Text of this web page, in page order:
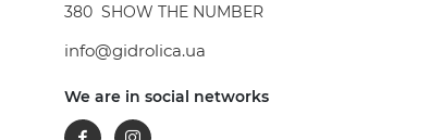
380 SHOW THE NUMBER
info@gidrolica.ua
We are in social networks
FacebookInstagram